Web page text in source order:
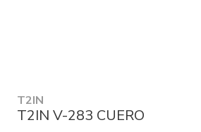
T2IN
T2IN V-283 CUERO